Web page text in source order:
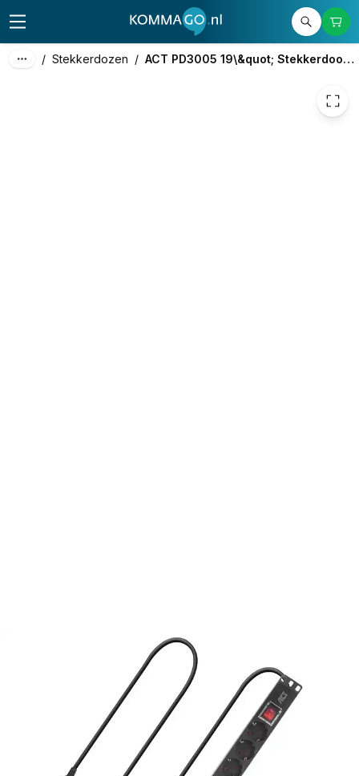
/ Stekkerdozen / ACT PD3005 19\&quot; Stekkerdoos PDU
excl. btw